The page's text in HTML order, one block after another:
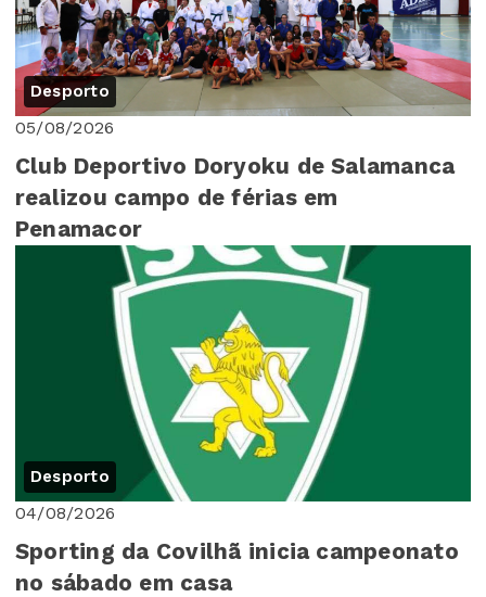
Desporto
05/08/2026
Club Deportivo Doryoku de Salamanca
realizou campo de férias em
Penamacor
Desporto
04/08/2026
Sporting da Covilhã inicia campeonato
no sábado em casa